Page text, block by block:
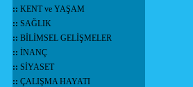
:: KENT ve YAŞAM
:: SAĞLIK
:: BİLİMSEL GELİŞMELER
:: İNANÇ
:: SİYASET
:: ÇALIŞMA HAYATI